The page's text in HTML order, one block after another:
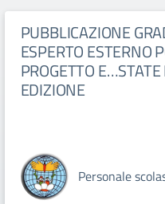
PUBBLICAZIONE
ESPERTO ESTERNO
PROGETTO
EDIZIONE
Personale